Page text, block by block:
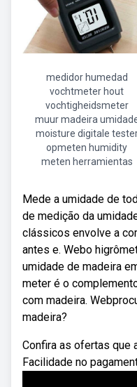
medidor humedad
vochtmeter hout
vochtigheidsmeter
muur madeira
moisture digitale
opmeten humidity
meten herramientas
Mede a umidade de
de medição da
clássicos envolve a
antes e. Webo
umidade de madeira
meter é o
com madeira.
madeira?
Confira as ofertas que
Facilidade no